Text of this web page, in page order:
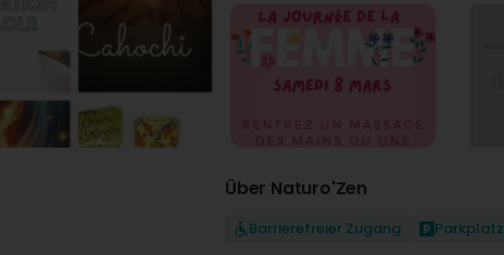
Über Naturo'Zen
Barrierefreier Zugang Parkplatz